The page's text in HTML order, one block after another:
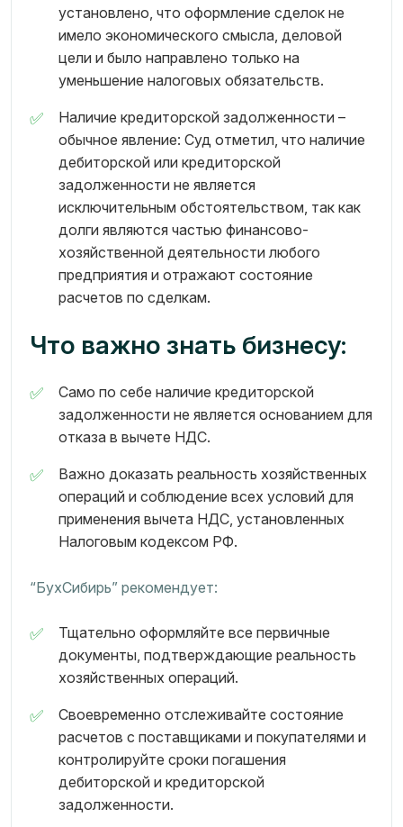
установлено, что оформление сделок не
имело экономического смысла, деловой
цели и было направлено только на
уменьшение налоговых обязательств.
Наличие кредиторской задолженности –
обычное явление: Суд отметил, что наличие
дебиторской или кредиторской
задолженности не является
исключительным обстоятельством, так как
долги являются частью финансово-
хозяйственной деятельности любого
предприятия и отражают состояние
расчетов по сделкам.
Что важно знать бизнесу:
Само по себе наличие кредиторской
задолженности не является основанием для
отказа в вычете НДС.
Важно доказать реальность хозяйственных
операций и соблюдение всех условий для
применения вычета НДС, установленных
Налоговым кодексом РФ.
“БухСибирь” рекомендует:
Тщательно оформляйте все первичные
документы, подтверждающие реальность
хозяйственных операций.
Своевременно отслеживайте состояние
расчетов с поставщиками и покупателями и
контролируйте сроки погашения
дебиторской и кредиторской
задолженности.